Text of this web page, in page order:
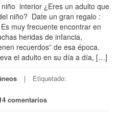
interior ¿Eres un adulto que
niño? Date un gran regalo :
muy frecuente encontrar en
heridas de infancia,
recuerdos” de esa época.
el adulto en su día a día, […]
Etiquetado:
comentarios